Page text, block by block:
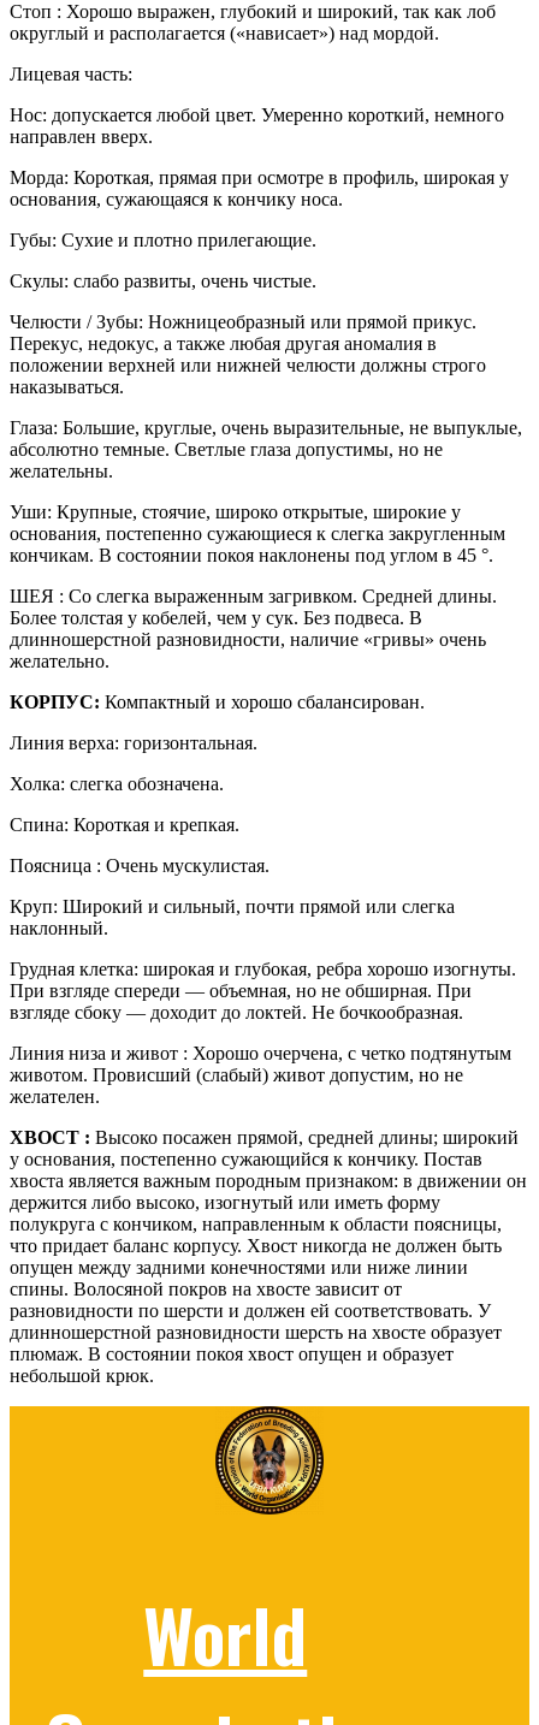
Стоп : Хорошо выражен, глубокий и широкий, так как лоб
округлый и располагается («нависает») над мордой.
Лицевая часть:
Нос: допускается любой цвет. Умеренно короткий, немного
направлен вверх.
Морда: Короткая, прямая при осмотре в профиль, широкая у
основания, сужающаяся к кончику носа.
Губы: Сухие и плотно прилегающие.
Скулы: слабо развиты, очень чистые.
Челюсти / Зубы: Ножницеобразный или прямой прикус.
Перекус, недокус, а также любая другая аномалия в
положении верхней или нижней челюсти должны строго
наказываться.
Глаза: Большие, круглые, очень выразительные, не выпуклые,
абсолютно темные. Светлые глаза допустимы, но не
желательны.
Уши: Крупные, стоячие, широко открытые, широкие у
основания, постепенно сужающиеся к слегка закругленным
кончикам. В состоянии покоя наклонены под углом в 45 °.
ШЕЯ : Со слегка выраженным загривком. Средней длины.
Более толстая у кобелей, чем у сук. Без подвеса. В
длинношерстной разновидности, наличие «гривы» очень
желательно.
КОРПУС: Компактный и хорошо сбалансирован.
Линия верха: горизонтальная.
Холка: слегка обозначена.
Спина: Короткая и крепкая.
Поясница : Очень мускулистая.
Круп: Широкий и сильный, почти прямой или слегка
наклонный.
Грудная клетка: широкая и глубокая, ребра хорошо изогнуты.
При взгляде спереди — объемная, но не обширная. При
взгляде сбоку — доходит до локтей. Не бочкообразная.
Линия низа и живот : Хорошо очерчена, с четко подтянутым
животом. Провисший (слабый) живот допустим, но не
желателен.
ХВОСТ : Высоко посажен прямой, средней длины; широкий
у основания, постепенно сужающийся к кончику. Постав
хвоста является важным породным признаком: в движении он
держится либо высоко, изогнутый или иметь форму
полукруга с кончиком, направленным к области поясницы,
что придает баланс корпусу. Хвост никогда не должен быть
опущен между задними конечностями или ниже линии
спины. Волосяной покров на хвосте зависит от
разновидности по шерсти и должен ей соответствовать. У
длинношерстной разновидности шерсть на хвосте образует
плюмаж. В состоянии покоя хвост опущен и образует
небольшой крюк.
World